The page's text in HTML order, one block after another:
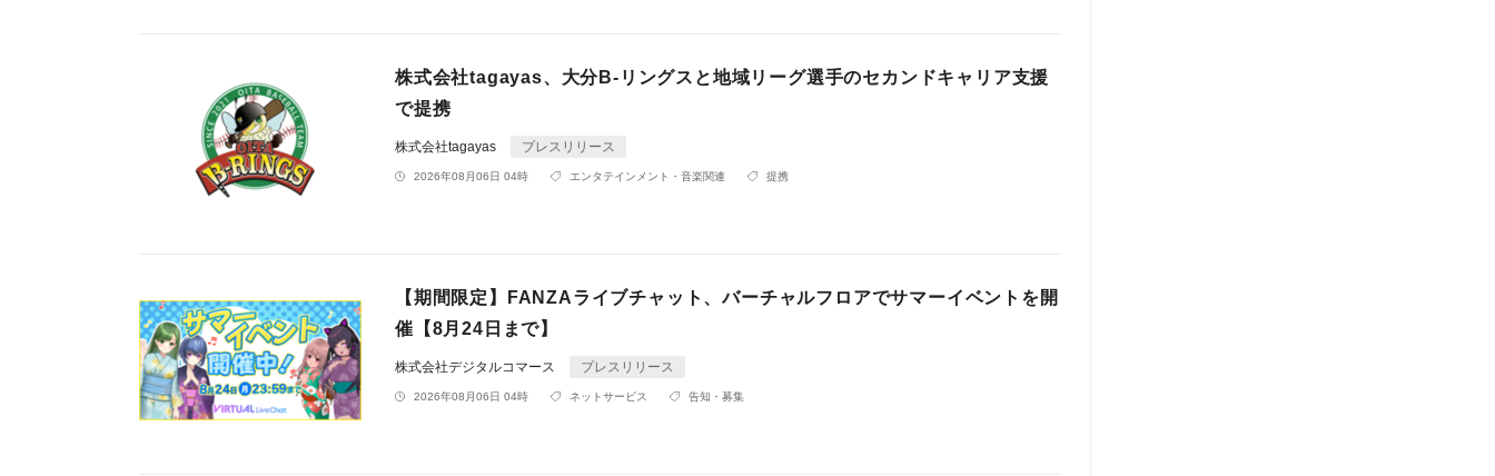
株式会社tagayas、大分B-リングスと地域リーグ選手のセカンドキャリア支援
で提携
株式会社tagayas プレスリリース
2026年08月06日 04時 エンタテインメント・音楽関連 提携
【期間限定】FANZAライブチャット、バーチャルフロアでサマーイベントを開
催【8月24日まで】
株式会社デジタルコマース プレスリリース
2026年08月06日 04時 ネットサービス 告知・募集